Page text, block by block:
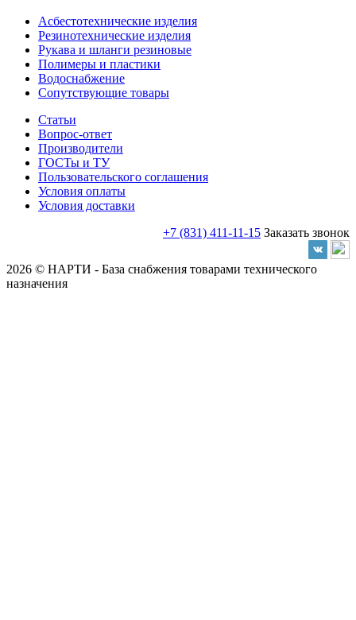
Асбестотехнические изделия
Резинотехнические изделия
Рукава и шланги резиновые
Полимеры и пластики
Водоснабжение
Сопутствующие товары
Статьи
Вопрос-ответ
Производители
ГОСТы и ТУ
Пользовательского соглашения
Условия оплаты
Условия доставки
+7 (831) 411-11-15 Заказать звонок
2026 © НАРТИ - База снабжения товарами технического
назначения